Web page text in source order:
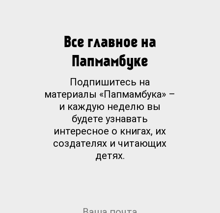
Все главное на
Папмамбуке
Подпишитесь на
материалы «Папмамбука» –
и каждую неделю вы
будете узнавать
интересное о книгах, их
создателях и читающих
детях.